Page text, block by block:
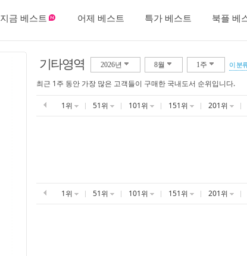
지금 베스트 어제 베스트 특가 베스트 북플 베
기타영역 2026년 8월 1주 이 분
최근 1주 동안 가장 많은 고객들이 구매한 국내도서 순위입니다.
1위 51위 101위 151위 201위
1위 51위 101위 151위 201위